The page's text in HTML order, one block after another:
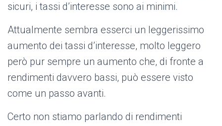
sicuri, i tassi d’interesse sono ai minimi.
Attualmente sembra esserci un leggerissimo
aumento dei tassi d’interesse, molto leggero
però pur sempre un aumento che, di fronte a
rendimenti davvero bassi, può essere visto
come un passo avanti.
Certo non stiamo parlando di rendimenti